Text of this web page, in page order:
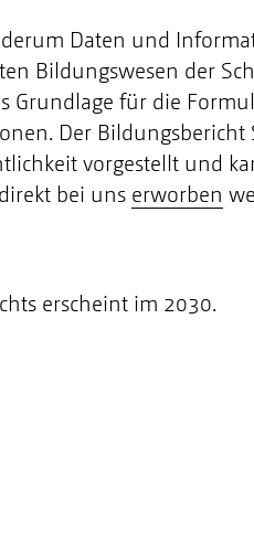
Daten und
Bildungswesen der
Grundlage für die
Der Bildungsbericht
vorgestellt und
bei uns erworben
erscheint im 2030.